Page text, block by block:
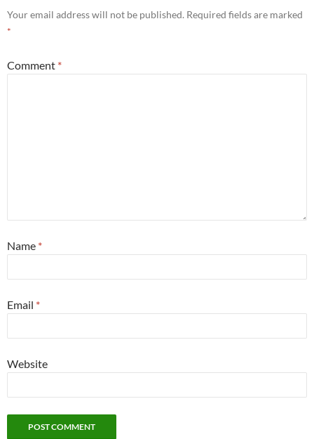
Your email address will not be published. Required fields are marked
*
Comment *
Name *
Email *
Website